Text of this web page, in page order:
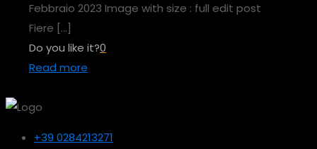
Febbraio 2023 Image with size : full edit post
Fiere […]
Do you like it?0
Read more
+39 0284213271